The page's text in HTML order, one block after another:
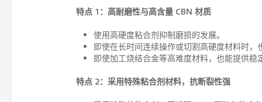
特点 1：高耐磨性与高含量 CBN 材质
使用高硬度粘合剂抑制磨损的发展。
即使在长时间连续操作或切割高硬度材料时，
即使加工烧结合金等高难度材料，也能提供稳
特点 2：采用特殊粘合剂材料，抗断裂性强